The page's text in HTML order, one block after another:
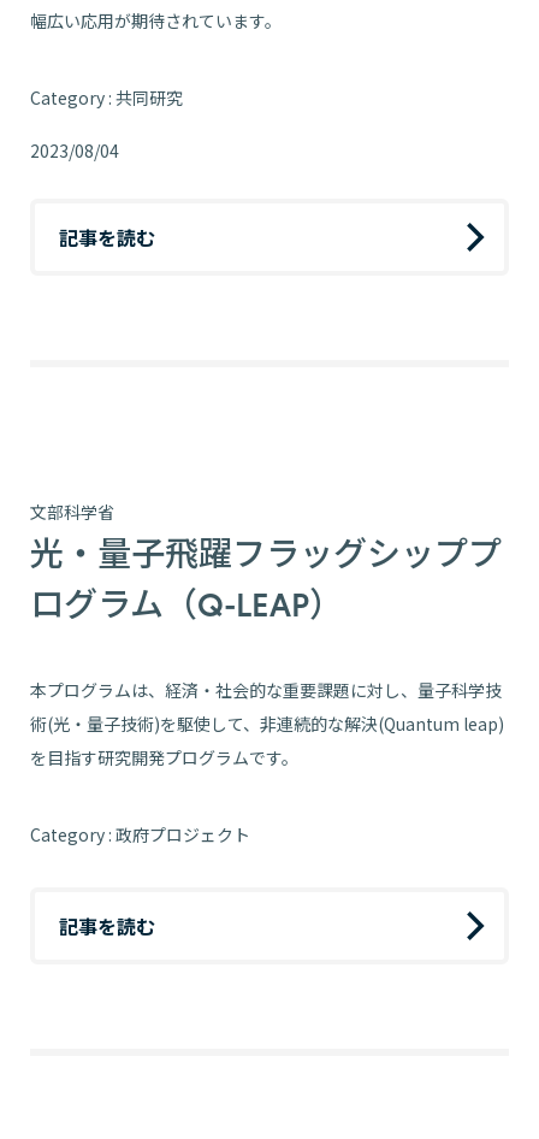
幅広い応用が期待されています。
Category : 共同研究
2023/08/04
記事を読む
文部科学省
光・量子飛躍フラッグシッププ
ログラム（Q-LEAP）
本プログラムは、経済・社会的な重要課題に対し、量子科学技
術(光・量子技術)を駆使して、非連続的な解決(Quantum leap)
を目指す研究開発プログラムです。
Category : 政府プロジェクト
記事を読む